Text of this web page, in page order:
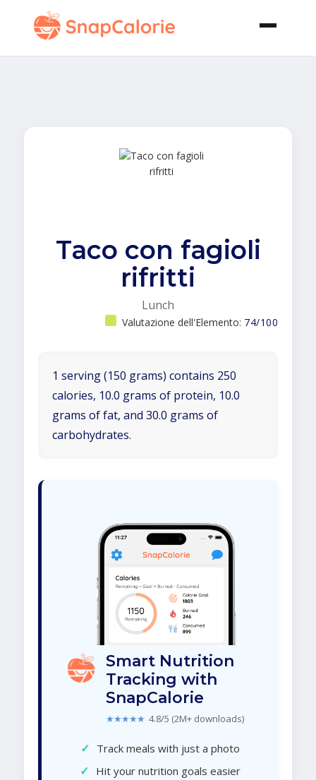
Taco con fagioli
rifritti
Lunch
Valutazione dell'Elemento: 74/100
1 serving (150 grams) contains 250
calories, 10.0 grams of protein, 10.0
grams of fat, and 30.0 grams of
carbohydrates.
Smart Nutrition
Tracking with
SnapCalorie
★★★★★ 4.8/5 (2M+ downloads)
✓ Track meals with just a photo
✓ Hit your nutrition goals easier